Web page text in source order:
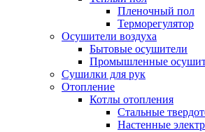
Пленочный пол
Терморегулятор
Осушители воздуха
Бытовые осушители
Промышленные
Сушилки для рук
Отопление
Котлы отопления
Стальные
Настенные